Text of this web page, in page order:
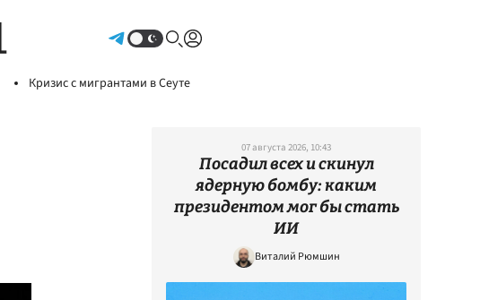
Кризис с мигрантами в Сеуте
07 августа 2026, 10:43
Посадил всех и скинул
ядерную бомбу: каким
президентом мог бы стать
ИИ
Виталий Рюмшин